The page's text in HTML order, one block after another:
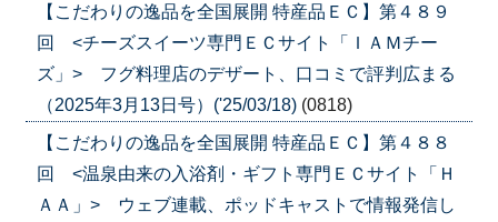
【こだわりの逸品を全国展開 特産品ＥＣ】第４８９
回 <チーズスイーツ専門ＥＣサイト「ＩＡＭチー
ズ」> フグ料理店のデザート、口コミで評判広まる
（2025年3月13日号）('25/03/18) (0818)
【こだわりの逸品を全国展開 特産品ＥＣ】第４８８
回 <温泉由来の入浴剤・ギフト専門ＥＣサイト「Ｈ
ＡＡ」> ウェブ連載、ポッドキャストで情報発信し